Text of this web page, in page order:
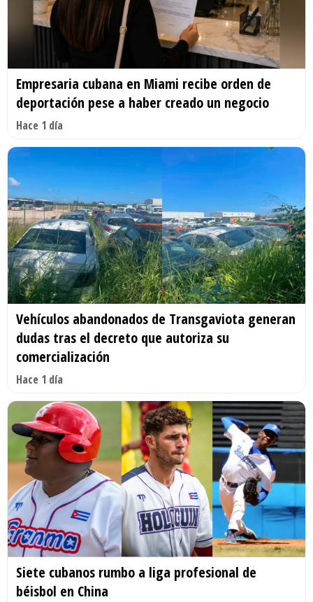
Empresaria cubana en Miami recibe orden de
deportación pese a haber creado un negocio
Hace 1 día
Vehículos abandonados de Transgaviota generan
dudas tras el decreto que autoriza su
comercialización
Hace 1 día
Siete cubanos rumbo a liga profesional de
béisbol en China